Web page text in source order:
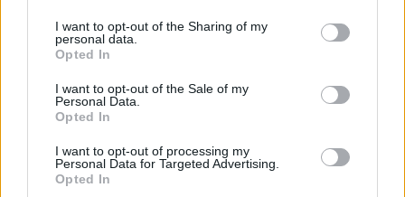
not limited to your visit or usage behaviour. You may click to
grant or deny consent to Google and its third-party tags to
use your data for below specified purposes in below Google
consent section.
I want to opt-out of the Sharing of my
personal data.
Opted In
I want to opt-out of the Sale of my
Personal Data.
Opted In
I want to opt-out of processing my
Personal Data for Targeted Advertising.
Opted In
vendégek közben egy meg nem adott Sillye-gólig és
egy elpuskázott kontráig jutottak még.
útról, a lila-fehérek ezzel már nem veretlenek, a
tolnaiak viszont igen, és csatlakoztak a dobogón az
Ráadásul sikerrel hangoltak az ukrán Polissya
Zhytomyr elleni Konferencia Liga-visszavágóra (az